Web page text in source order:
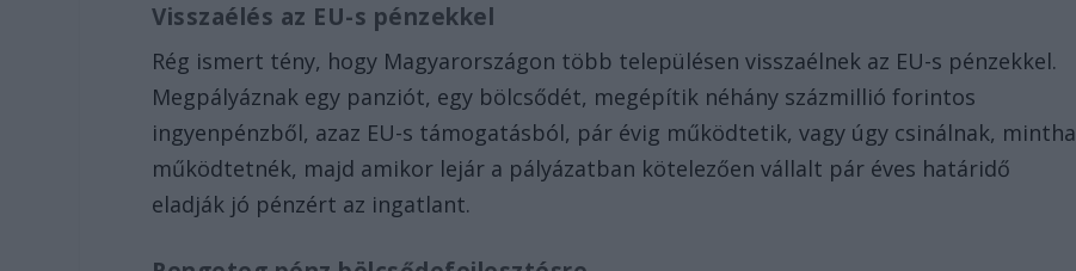
Visszaélés az EU-s pénzekkel
Rég ismert tény, hogy Magyarországon több településen visszaélnek az EU-s pénzekkel.
Megpályáznak egy panziót, egy bölcsődét, megépítik néhány százmillió forintos
ingyenpénzből, azaz EU-s támogatásból, pár évig működtetik, vagy úgy csinálnak, mintha
működtetnék, majd amikor lejár a pályázatban kötelezően vállalt pár éves határidő
eladják jó pénzért az ingatlant.